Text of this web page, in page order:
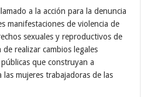
a la acción para la denuncia
manifestaciones de violencia de
sexuales y reproductivos de
realizar cambios legales
que construyan a
mujeres trabajadoras de las